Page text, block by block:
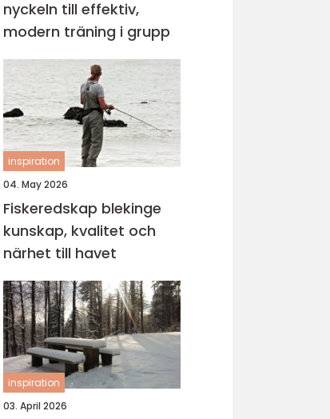
nyckeln till effektiv,
modern träning i grupp
inspiration
04. May 2026
Fiskeredskap blekinge
kunskap, kvalitet och
närhet till havet
inspiration
03. April 2026